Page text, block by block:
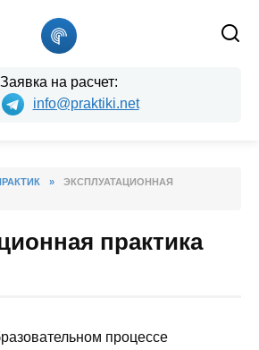
Заявка на расчет:
info@praktiki.net
»
ЭКСПЛУАТАЦИОННАЯ
практика
процессе